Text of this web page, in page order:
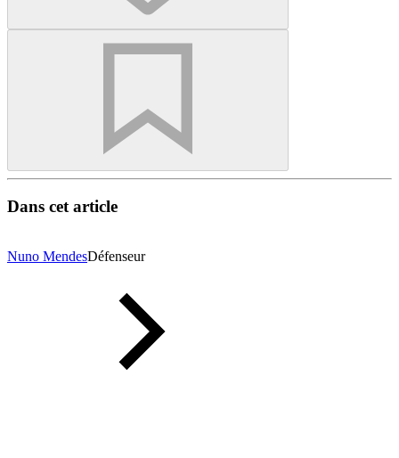
Dans cet article
Nuno MendesDéfenseur